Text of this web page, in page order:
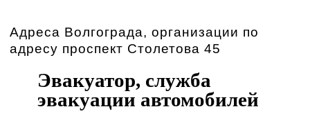
Адреса Волгограда, организации по
адресу проспект Столетова 45
Эвакуатор, служба
эвакуации автомобилей